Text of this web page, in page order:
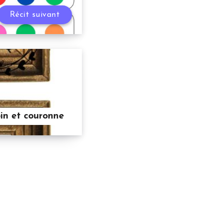
Récit suivant
et couronne